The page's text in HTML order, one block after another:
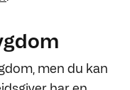
men du kan